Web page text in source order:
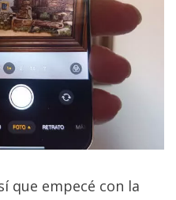
que empecé con la